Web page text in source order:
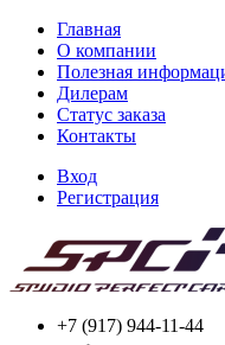
Главная
О компании
Полезная
Дилерам
Статус заказа
Контакты
Вход
Регистрация
+7 (917) 944-11-44